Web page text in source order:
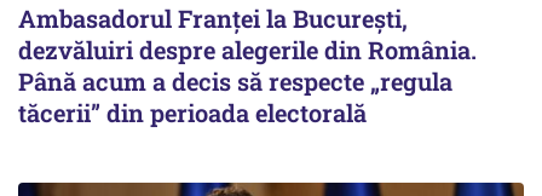
Ambasadorul Franței la București,
dezvăluiri despre alegerile din România.
Până acum a decis să respecte „regula
tăcerii” din perioada electorală